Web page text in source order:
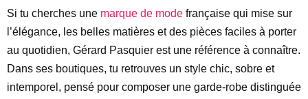
Si tu cherches une marque de mode française qui mise sur
l’élégance, les belles matières et des pièces faciles à porter
au quotidien, Gérard Pasquier est une référence à connaître.
Dans ses boutiques, tu retrouves un style chic, sobre et
intemporel, pensé pour composer une garde-robe distinguée